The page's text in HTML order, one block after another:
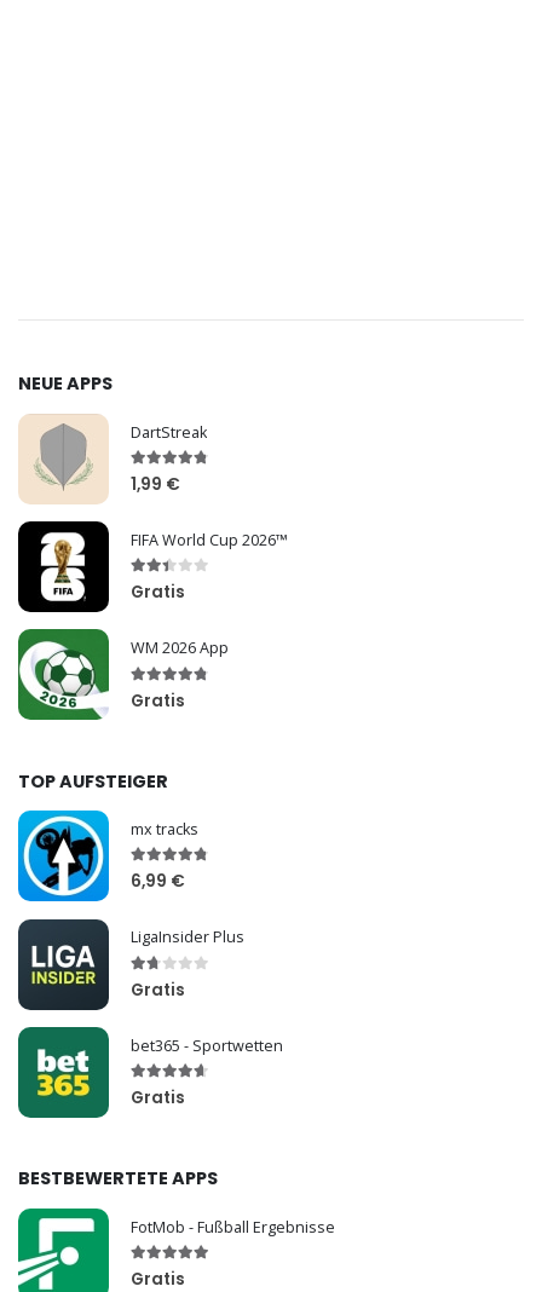
NEUE APPS
DartStreak
1,99 €
FIFA World Cup 2026™
Gratis
WM 2026 App
Gratis
TOP AUFSTEIGER
mx tracks
6,99 €
LigaInsider Plus
Gratis
bet365 - Sportwetten
Gratis
BESTBEWERTETE APPS
FotMob - Fußball Ergebnisse
Gratis